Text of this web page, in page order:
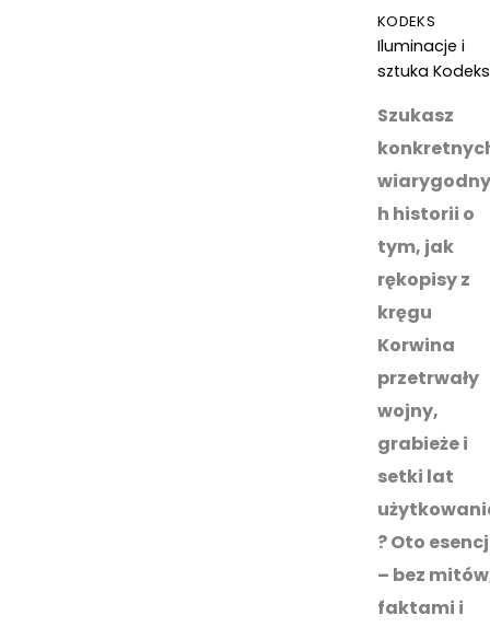
KODEKS
Iluminacje i
sztuka
Szukasz
h historii o
tym, jak
rękopisy z
kręgu
Korwina
przetrwały
wojny,
grabieże i
setki lat
? Oto
– bez
faktami i